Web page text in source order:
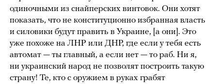
одиночными из снайперских винтовок. Они хотят
показать, что не конституционно избранная власть
и силовики будут править в Украине, [а они]. Это
уже похоже на ЛНР или ДНР, где если у тебя есть
автомат — ты главный, а если нет — то раб. Ни я,
ни украинский народ не позволят построить такую
страну! Те, кто с оружием в руках грабят